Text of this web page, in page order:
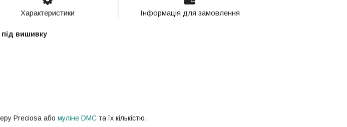
Характеристики Інформація для замовлення
під вишивку
Preciosa або муліне DMC та їх кількістю.